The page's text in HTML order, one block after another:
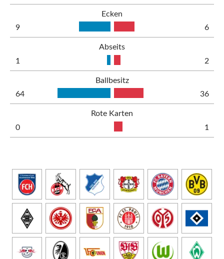
Ecken
9
6
Abseits
1
2
Ballbesitz
64
36
Rote Karten
0
1